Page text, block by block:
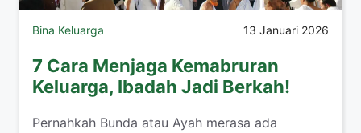
Bina Keluarga 13 Januari 2026
7 Cara Menjaga Kemabruran
Keluarga, Ibadah Jadi Berkah!
​Pernahkah Bunda atau Ayah merasa ada